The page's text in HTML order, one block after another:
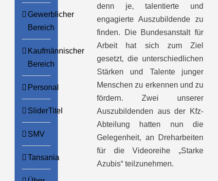
denn je, talentierte und
engagierte Auszubildende zu
finden. Die Bundesanstalt für
Arbeit hat sich zum Ziel
gesetzt, die unterschiedlichen
Stärken und Talente junger
Menschen zu erkennen und zu
fördern. Zwei unserer
Auszubildenden aus der Kfz-
Abteilung hatten nun die
Gelegenheit, an Dreharbeiten
für die Videoreihe „Starke
Azubis“ teilzunehmen.
Gewerblicher
Bereich
Kaufmännischer
Bereich
Personal
SliderTitel
SMV
Tansania